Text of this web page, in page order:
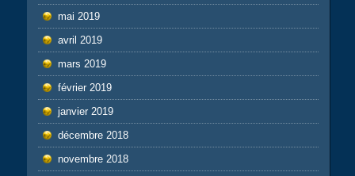
mai 2019
avril 2019
mars 2019
février 2019
janvier 2019
décembre 2018
novembre 2018